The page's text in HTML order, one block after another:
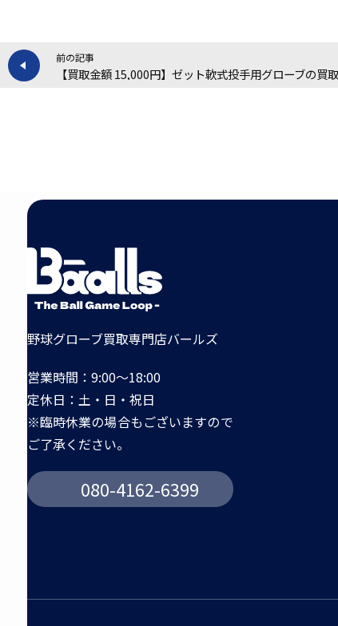
前の記事
野球グローブ買取専門店バールズ
営業時間：9:00～18:00
定休日：土・日・祝日
※臨時休業の場合もございますので
ご了承ください。
080-4162-6399